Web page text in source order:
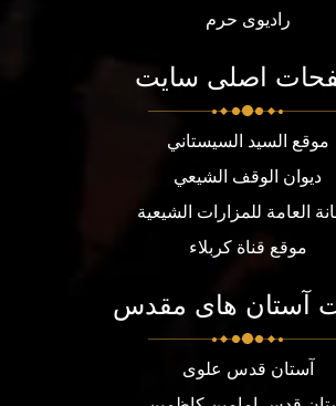
رادیوی حرم
اصلی سایت
موقع السيد السيستاني
ديوان الوقف الشيعي
العامة للمزارات الشيعية
موقع قناة كربلاء
آستان های مقدس
آستان قدس علوی